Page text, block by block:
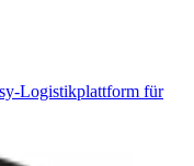
Logistikplattform für